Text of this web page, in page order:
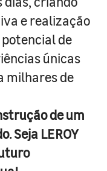
e realização
de
únicas
milhares de
de um
Seja LEROY